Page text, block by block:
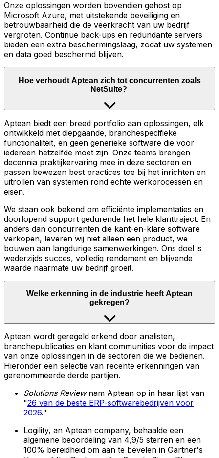
Onze oplossingen worden bovendien gehost op
Microsoft Azure, met uitstekende beveiliging en
betrouwbaarheid die de veerkracht van uw bedrijf
vergroten. Continue back-ups en redundante servers
bieden een extra beschermingslaag, zodat uw systemen
en data goed beschermd blijven.
Hoe verhoudt Aptean zich tot concurrenten zoals
NetSuite?
Aptean biedt een breed portfolio aan oplossingen, elk
ontwikkeld met diepgaande, branchespecifieke
functionaliteit, en geen generieke software die voor
iedereen hetzelfde moet zijn. Onze teams brengen
decennia praktijkervaring mee in deze sectoren en
passen bewezen best practices toe bij het inrichten en
uitrollen van systemen rond echte werkprocessen en
eisen.
We staan ook bekend om efficiënte implementaties en
doorlopend support gedurende het hele klanttraject. En
anders dan concurrenten die kant-en-klare software
verkopen, leveren wij niet alleen een product, we
bouwen aan langdurige samenwerkingen. Ons doel is
wederzijds succes, volledig rendement en blijvende
waarde naarmate uw bedrijf groeit.
Welke erkenning in de industrie heeft Aptean
gekregen?
Aptean wordt geregeld erkend door analisten,
branchepublicaties en klant communities voor de impact
van onze oplossingen in de sectoren die we bedienen.
Hieronder een selectie van recente erkenningen van
gerenommeerde derde partijen.
Solutions Reviewnam Aptean op in haar lijst van
"26 van de beste ERP-softwarebedrijven voor
2026."
Logility, an Aptean company, behaalde een
algemene beoordeling van 4,9/5 sterren en een
100% bereidheid om aan te bevelen in Gartner's